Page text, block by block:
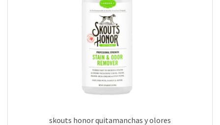
skouts honor quitamanchas y olores